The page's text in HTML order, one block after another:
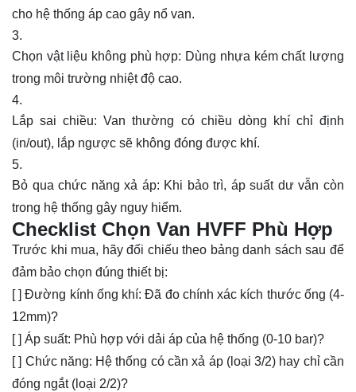
cho hệ thống áp cao gây nổ van.
Chọn vật liệu không phù hợp: Dùng nhựa kém chất lượng
trong môi trường nhiệt độ cao.
Lắp sai chiều: Van thường có chiều dòng khí chỉ định
(in/out), lắp ngược sẽ không đóng được khí.
Bỏ qua chức năng xả áp: Khi bảo trì, áp suất dư vẫn còn
trong hệ thống gây nguy hiểm.
Checklist Chọn Van HVFF Phù Hợp
Trước khi mua, hãy đối chiếu theo bảng danh sách sau để
đảm bảo chọn đúng thiết bị:
[ ] Đường kính ống khí: Đã đo chính xác kích thước ống (4-
12mm)?
[ ] Áp suất: Phù hợp với dải áp của hệ thống (0-10 bar)?
[ ] Chức năng: Hệ thống có cần xả áp (loại 3/2) hay chỉ cần
đóng ngắt (loại 2/2)?